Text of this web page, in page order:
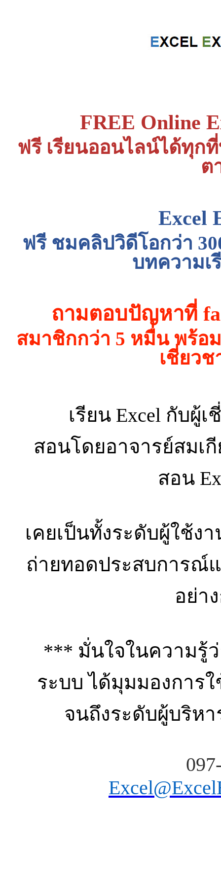
FREE Online
ฟรี เรียนออนไลน์ได้ทุก
ต
Excel
ฟรี ชมคลิปวิดีโอกว่า
บทความเ
ถามตอบปัญหาที่
สมาชิกกว่า 5 หมื่น พร้อ
เชี่ยว
เรียน Excel กับผู้
สอนโดยอาจารย์สมเ
สอน
เคยเป็นทั้งระดับผู้ใช้ง
ถ่ายทอดประสบการณ์
อย่า
*** มั่นใจในความรู้
ระบบ ได้มุมมองการ
จนถึงระดับผู้บริห